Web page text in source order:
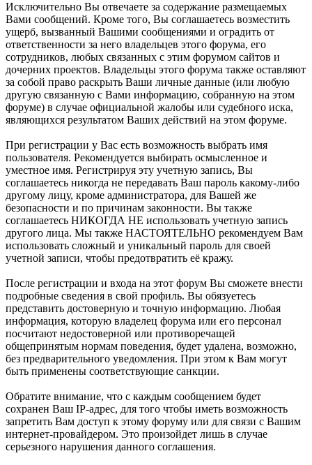
Исключительно Вы отвечаете за содержание размещаемых
Вами сообщений. Кроме того, Вы соглашаетесь возместить
ущерб, вызванный Вашими сообщениями и оградить от
ответственности за него владельцев этого форума, его
сотрудников, любых связанных с этим форумом сайтов и
дочерних проектов. Владельцы этого форума также оставляют
за собой право раскрыть Ваши личные данные (или любую
другую связанную с Вами информацию, собранную на этом
форуме) в случае официальной жалобы или судебного иска,
являющихся результатом Ваших действий на этом форуме.
При регистрации у Вас есть возможность выбрать имя
пользователя. Рекомендуется выбирать осмысленное и
уместное имя. Регистрируя эту учетную запись, Вы
соглашаетесь никогда не передавать Ваш пароль какому-либо
другому лицу, кроме администратора, для Вашей же
безопасности и по причинам законности. Вы также
соглашаетесь НИКОГДА НЕ использовать учетную запись
другого лица. Мы также НАСТОЯТЕЛЬНО рекомендуем Вам
использовать сложный и уникальный пароль для своей
учетной записи, чтобы предотвратить её кражу.
После регистрации и входа на этот форум Вы сможете внести
подробные сведения в свой профиль. Вы обязуетесь
представить достоверную и точную информацию. Любая
информация, которую владелец форума или его персонал
посчитают недостоверной или противоречащей
общепринятым нормам поведения, будет удалена, возможно,
без предварительного уведомления. При этом к Вам могут
быть применены соответствующие санкции.
Обратите внимание, что с каждым сообщением будет
сохранен Ваш IP-адрес, для того чтобы иметь возможность
запретить Вам доступ к этому форуму или для связи с Вашим
интернет-провайдером. Это произойдет лишь в случае
серьезного нарушения данного соглашения.